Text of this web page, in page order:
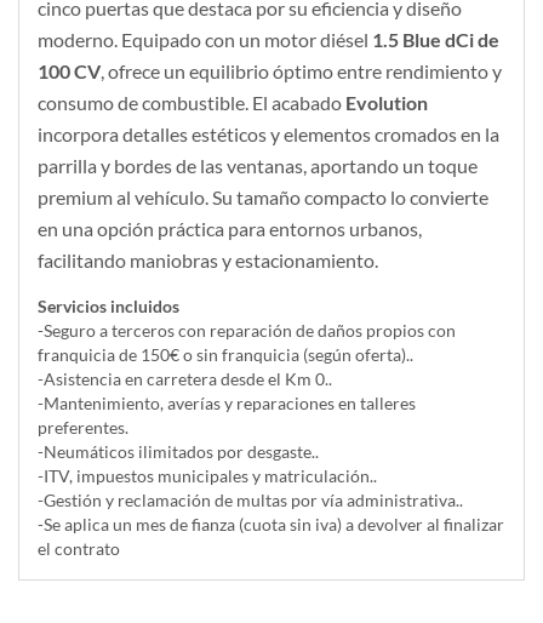
cinco puertas que destaca por su eficiencia y diseño
moderno. Equipado con un motor diésel 1.5 Blue dCi de
100 CV, ofrece un equilibrio óptimo entre rendimiento y
consumo de combustible. El acabado Evolution
incorpora detalles estéticos y elementos cromados en la
parrilla y bordes de las ventanas, aportando un toque
premium al vehículo. Su tamaño compacto lo convierte
en una opción práctica para entornos urbanos,
facilitando maniobras y estacionamiento.
Servicios incluidos
-Seguro a terceros con reparación de daños propios con
franquicia de 150€ o sin franquicia (según oferta)..
-Asistencia en carretera desde el Km 0..
-Mantenimiento, averías y reparaciones en talleres
preferentes.
-Neumáticos ilimitados por desgaste..
-ITV, impuestos municipales y matriculación..
-Gestión y reclamación de multas por vía administrativa..
-Se aplica un mes de fianza (cuota sin iva) a devolver al finalizar
el contrato